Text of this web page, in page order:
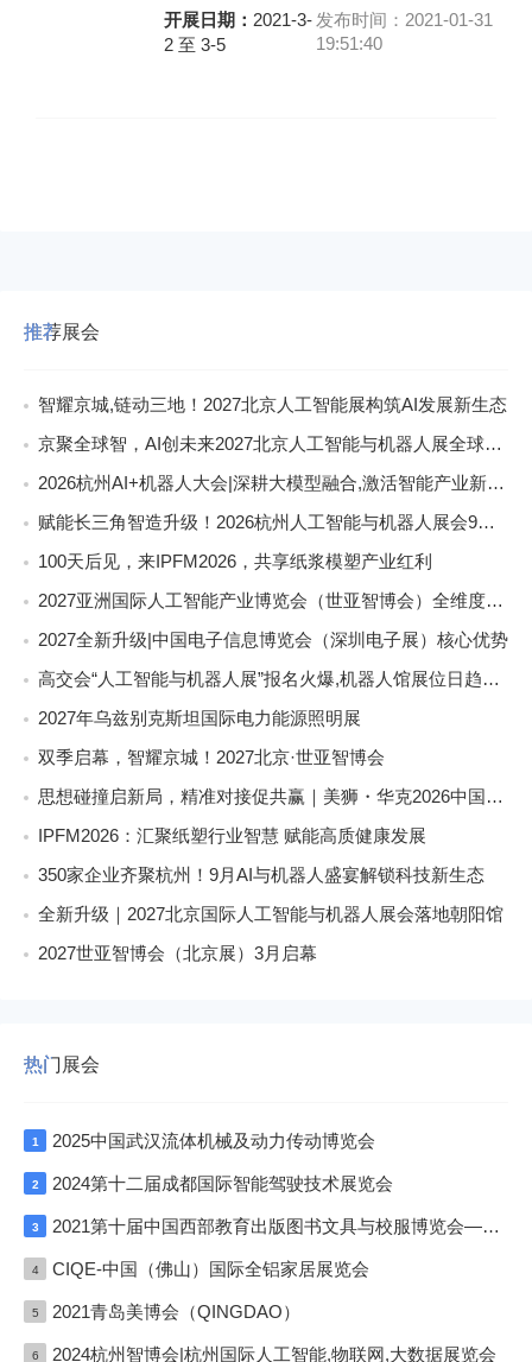
开展日期： 2021-3-
2 至 3-5
发布时间：2021-01-31
19:51:40
推荐展会
智耀京城,链动三地！2027北京人工智能展构筑AI发展新生态
京聚全球智，AI创未来2027北京人工智能与机器人展全球启动
2026杭州AI+机器人大会|深耕大模型融合,激活智能产业新动能
赋能长三角智造升级！2026杭州人工智能与机器人展会9月启幕
100天后见，来IPFM2026，共享纸浆模塑产业红利
2027亚洲国际人工智能产业博览会（世亚智博会）全维度介绍
2027全新升级|中国电子信息博览会（深圳电子展）核心优势
高交会“人工智能与机器人展”报名火爆,机器人馆展位日趋稀缺
2027年乌兹别克斯坦国际电力能源照明展
双季启幕，智耀京城！2027北京·世亚智博会
思想碰撞启新局，精准对接促共赢｜美狮・华克2026中国餐饮包装创新发展大会圆满收官
IPFM2026：汇聚纸塑行业智慧 赋能高质健康发展
350家企业齐聚杭州！9月AI与机器人盛宴解锁科技新生态
全新升级｜2027北京国际人工智能与机器人展会落地朝阳馆
2027世亚智博会（北京展）3月启幕
热门展会
1 2025中国武汉流体机械及动力传动博览会
2 2024第十二届成都国际智能驾驶技术展览会
3 2021第十届中国西部教育出版图书文具与校服博览会—成渝双城展
4 CIQE-中国（佛山）国际全铝家居展览会
5 2021青岛美博会（QINGDAO）
6 2024杭州智博会|杭州国际人工智能,物联网,大数据展览会